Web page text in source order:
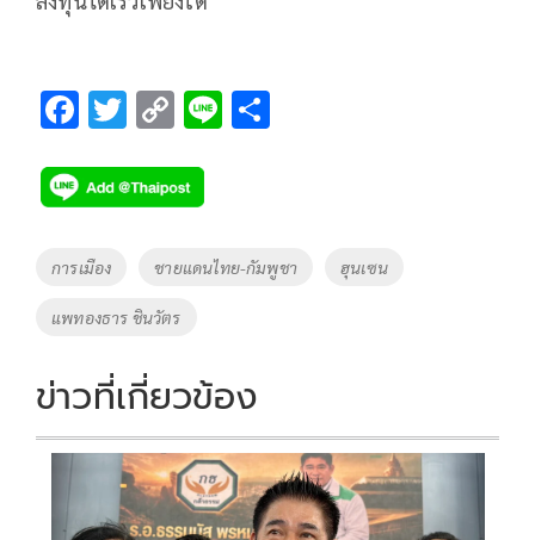
F
e
b
o
k
T
tt
er
C
p
y
Li
k
Li
Tags
การเมือง ชายแดนไทย-กัมพูชา ฮุนเซน
แพทองธาร ชินวัตร
ข่าวที่เกี่ยวข้อง